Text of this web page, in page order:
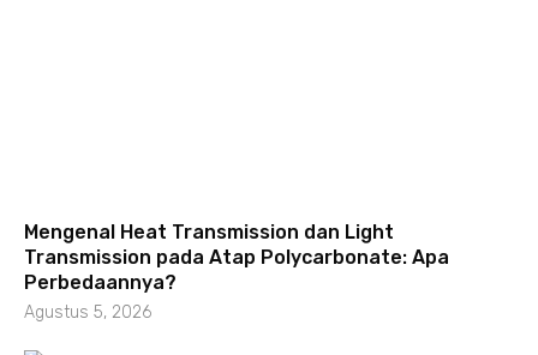
Mengenal Heat Transmission dan Light
Transmission pada Atap Polycarbonate: Apa
Perbedaannya?
Agustus 5, 2026